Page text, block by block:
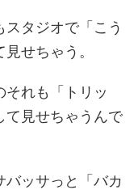
タジオで「こう
せちゃう。
それも「トリッ
て見せちゃうんで
ッサっと「バカ